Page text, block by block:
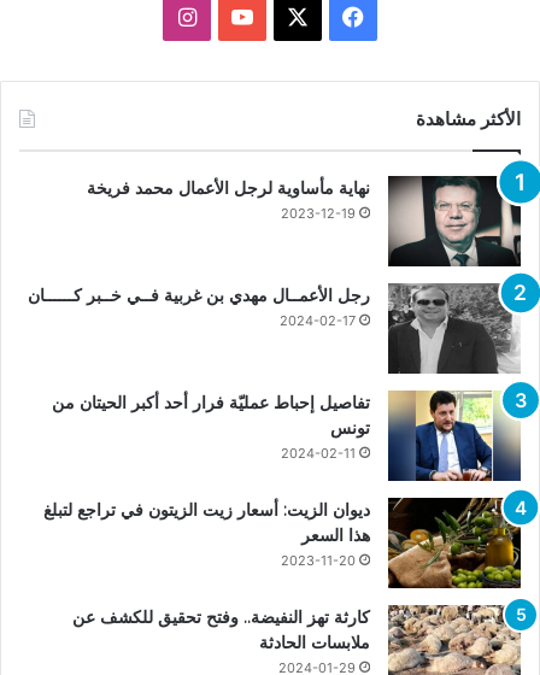
فيسبوك يوتيوبانستقرام
الأكثر مشاهدة
نهاية مأساوية لرجل الأعمال محمد فريخة
2023-12-19
رجل الأعمــال مهدي بن غربية فــي خــبر كــــــان
2024-02-17
تفاصيل إحباط عمليّة فرار أحد أكبر الحيتان من
تونس
2024-02-11
ديوان الزيت: أسعار زيت الزيتون في تراجع لتبلغ
هذا السعر
2023-11-20
كارثة تهز النفيضة.. وفتح تحقيق للكشف عن
ملابسات الحادثة
2024-01-29